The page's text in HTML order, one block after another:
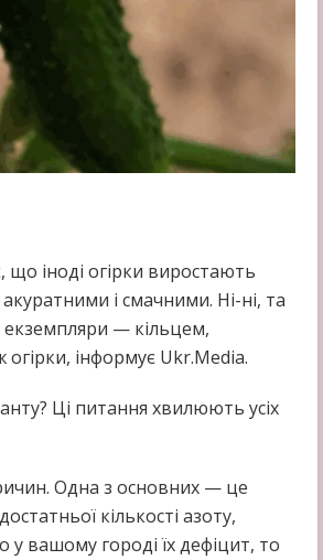
іноді огірки виростають
і смачними. Ні-ні, та
екземпляри — кільцем,
огірки, інформує Ukr.Media.
Ці питання хвилюють усіх
Одна з основних — це
кількості азоту,
вашому городі їх дефіцит, то